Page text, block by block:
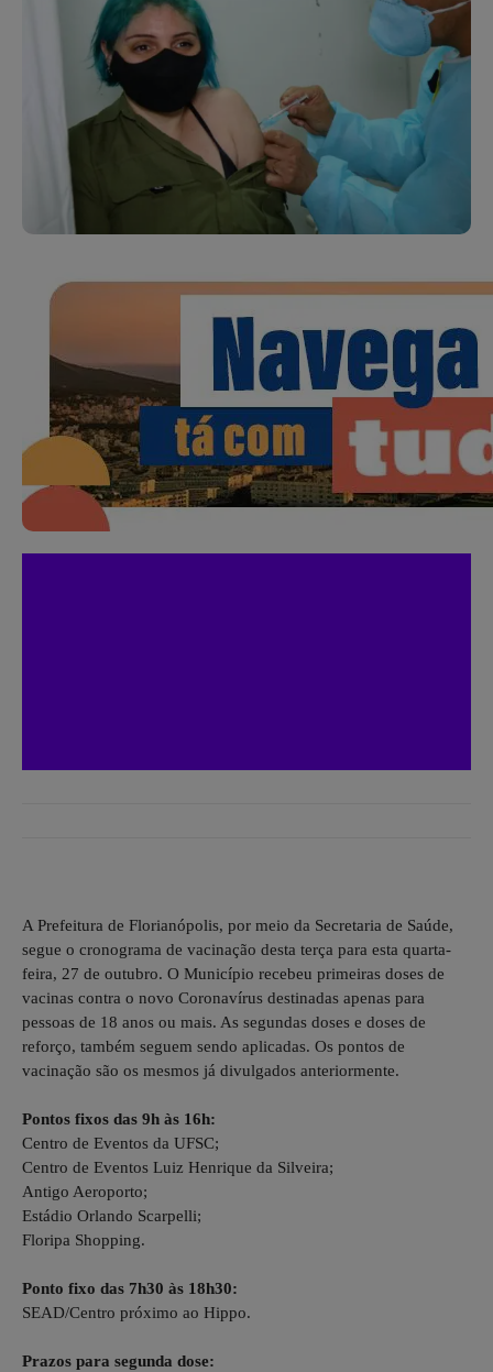
A Prefeitura de Florianópolis, por meio da Secretaria de Saúde,
segue o cronograma de vacinação desta terça para esta quarta-
feira, 27 de outubro. O Município recebeu primeiras doses de
vacinas contra o novo Coronavírus destinadas apenas para
pessoas de 18 anos ou mais. As segundas doses e doses de
reforço, também seguem sendo aplicadas. Os pontos de
vacinação são os mesmos já divulgados anteriormente.
Pontos fixos das 9h às 16h:
Centro de Eventos da UFSC;
Centro de Eventos Luiz Henrique da Silveira;
Antigo Aeroporto;
Estádio Orlando Scarpelli;
Floripa Shopping.
Ponto fixo das 7h30 às 18h30:
SEAD/Centro próximo ao Hippo.
Prazos para segunda dose: